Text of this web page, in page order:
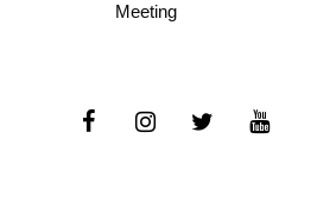
Meeting